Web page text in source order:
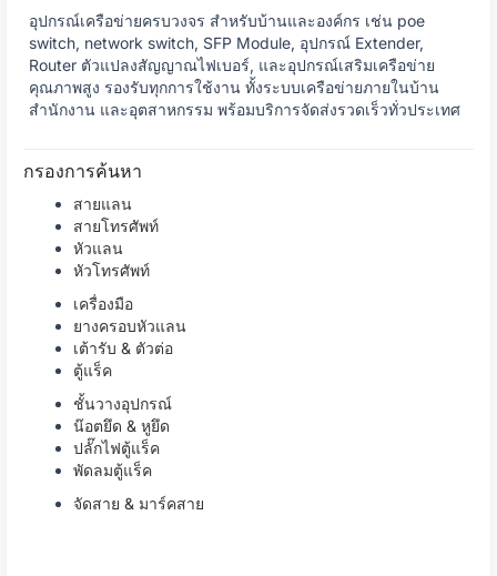
อุปกรณ์เครือข่ายครบวงจร สำหรับบ้านและองค์กร เช่น poe
switch, network switch, SFP Module, อุปกรณ์ Extender,
Router ตัวแปลงสัญญาณไฟเบอร์, และอุปกรณ์เสริมเครือข่าย
คุณภาพสูง รองรับทุกการใช้งาน ทั้งระบบเครือข่ายภายในบ้าน
สำนักงาน และอุตสาหกรรม พร้อมบริการจัดส่งรวดเร็วทั่วประเทศ
กรองการค้นหา
สายแลน
สายโทรศัพท์
หัวแลน
หัวโทรศัพท์
เครื่องมือ
ยางครอบหัวแลน
เต้ารับ & ตัวต่อ
ตู้แร็ค
ชั้นวางอุปกรณ์
น๊อตยึด & หูยึด
ปลั๊กไฟตู้แร็ค
พัดลมตู้แร็ค
จัดสาย & มาร์คสาย